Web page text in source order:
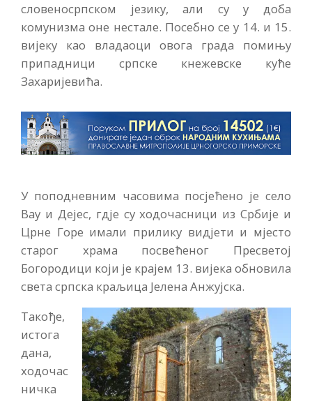
словеносрпском језику, али су у доба
комунизма оне нестале. Посебно се у 14. и 15.
вијеку као владаоци овога града помињу
припадници српске кнежевске куће
Захаријевића.
У поподневним часовима посјећено је село
Вау и Дејес, гдје су ходочасници из Србије и
Црне Горе имали прилику видјети и мјесто
старог храма посвећеног Пресветој
Богородици који је крајем 13. вијека обновила
света српска краљица Јелена Анжујска.
Такође,
истога
дана,
ходочас
ничка